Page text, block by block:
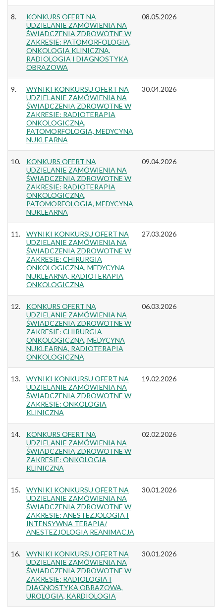
8.
KONKURS OFERT NA
UDZIELANIE ZAMÓWIENIA NA
ŚWIADCZENIA ZDROWOTNE W
ZAKRESIE: PATOMORFOLOGIA,
ONKOLOGIA KLINICZNA,
RADIOLOGIA I DIAGNOSTYKA
OBRAZOWA
08.05.2026
9.
WYNIKI KONKURSU OFERT NA
UDZIELANIE ZAMÓWIENIA NA
ŚWIADCZENIA ZDROWOTNE W
ZAKRESIE: RADIOTERAPIA
ONKOLOGICZNA,
PATOMORFOLOGIA, MEDYCYNA
NUKLEARNA
30.04.2026
10.
KONKURS OFERT NA
UDZIELANIE ZAMÓWIENIA NA
ŚWIADCZENIA ZDROWOTNE W
ZAKRESIE: RADIOTERAPIA
ONKOLOGICZNA,
PATOMORFOLOGIA, MEDYCYNA
NUKLEARNA
09.04.2026
11.
WYNIKI KONKURSU OFERT NA
UDZIELANIE ZAMÓWIENIA NA
ŚWIADCZENIA ZDROWOTNE W
ZAKRESIE: CHIRURGIA
ONKOLOGICZNA, MEDYCYNA
NUKLEARNA, RADIOTERAPIA
ONKOLOGICZNA
27.03.2026
12.
KONKURS OFERT NA
UDZIELANIE ZAMÓWIENIA NA
ŚWIADCZENIA ZDROWOTNE W
ZAKRESIE: CHIRURGIA
ONKOLOGICZNA, MEDYCYNA
NUKLEARNA, RADIOTERAPIA
ONKOLOGICZNA
06.03.2026
13.
WYNIKI KONKURSU OFERT NA
UDZIELANIE ZAMÓWIENIA NA
ŚWIADCZENIA ZDROWOTNE W
ZAKRESIE: ONKOLOGIA
KLINICZNA
19.02.2026
14.
KONKURS OFERT NA
UDZIELANIE ZAMÓWIENIA NA
ŚWIADCZENIA ZDROWOTNE W
ZAKRESIE: ONKOLOGIA
KLINICZNA
02.02.2026
15.
WYNIKI KONKURSU OFERT NA
UDZIELANIE ZAMÓWIENIA NA
ŚWIADCZENIA ZDROWOTNE W
ZAKRESIE: ANESTEZJOLOGIA I
INTENSYWNA TERAPIA/
ANESTEZJOLOGIA REANIMACJA
30.01.2026
16.
WYNIKI KONKURSU OFERT NA
UDZIELANIE ZAMÓWIENIA NA
ŚWIADCZENIA ZDROWOTNE W
ZAKRESIE: RADIOLOGIA I
DIAGNOSTYKA OBRAZOWA,
UROLOGIA, KARDIOLOGIA
30.01.2026